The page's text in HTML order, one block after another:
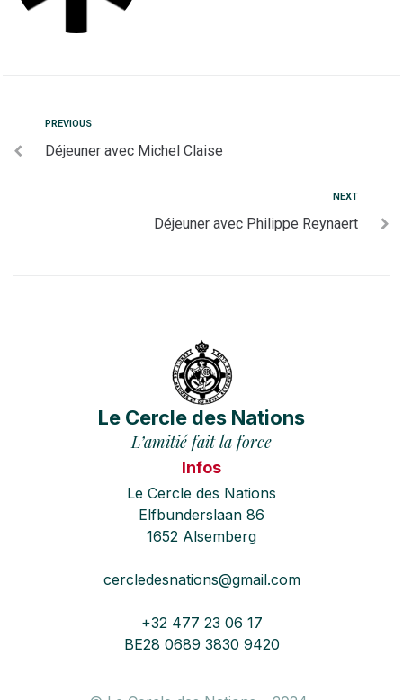
PREVIOUS
Déjeuner avec Michel Claise
NEXT
Déjeuner avec Philippe Reynaert
Le Cercle des Nations
L’amitié fait la force
Infos
Le Cercle des Nations
Elfbunderslaan 86
1652 Alsemberg
cercledesnations@gmail.com
+32 477 23 06 17
BE28 0689 3830 9420